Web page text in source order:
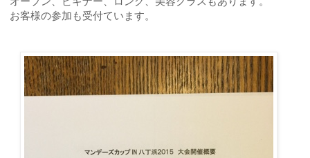
お客様の参加も受付ています。